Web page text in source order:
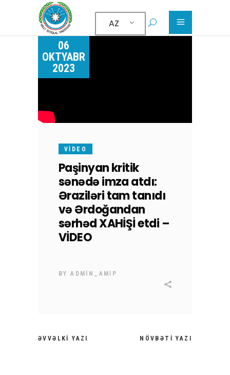
AZ
06
OKTYABR
2023
VIDEO
Paşinyan kritik
sənədə imza atdı:
Əraziləri tam tanıdı
və Ərdoğandan
sərhəd XAHİŞİ etdi –
VİDEO
BYADMIN_AMIP
ƏVVƏLKI YAZI NÖVBƏTI YAZI